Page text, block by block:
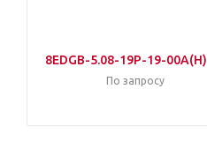
8EDGB-5.08-19P-19-00A(H)
По запросу